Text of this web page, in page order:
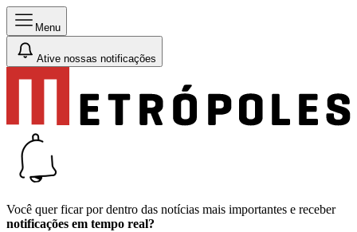
Menu
Ative nossas notificações
Você quer ficar por dentro das notícias mais importantes e receber
notificações em tempo real?